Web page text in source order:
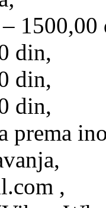
1500,00
din,
din,
din,
prema
,